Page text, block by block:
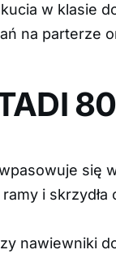
w klasie
na
80
się
i skrzydła
nawiewniki